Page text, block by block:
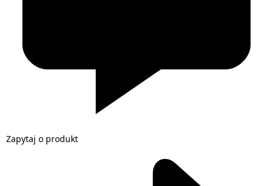
Zapytaj o produkt